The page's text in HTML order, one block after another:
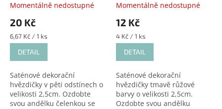
Momentálně nedostupné
20 Kč
Měrná
cena:
6,67 Kč / 1 ks
DETAIL
Saténové dekorační
hvězdičky v pěti odstínech o
velikosti 2,5cm. Ozdobte
svou andělku čelenkou se
Momentálně nedostupné
12 Kč
Měrná
cena:
4 Kč / 1 ks
DETAIL
Saténové dekorační
hvězdičky tmavě růžové
barvy o velikosti 2,5cm.
Ozdobte svou andělku